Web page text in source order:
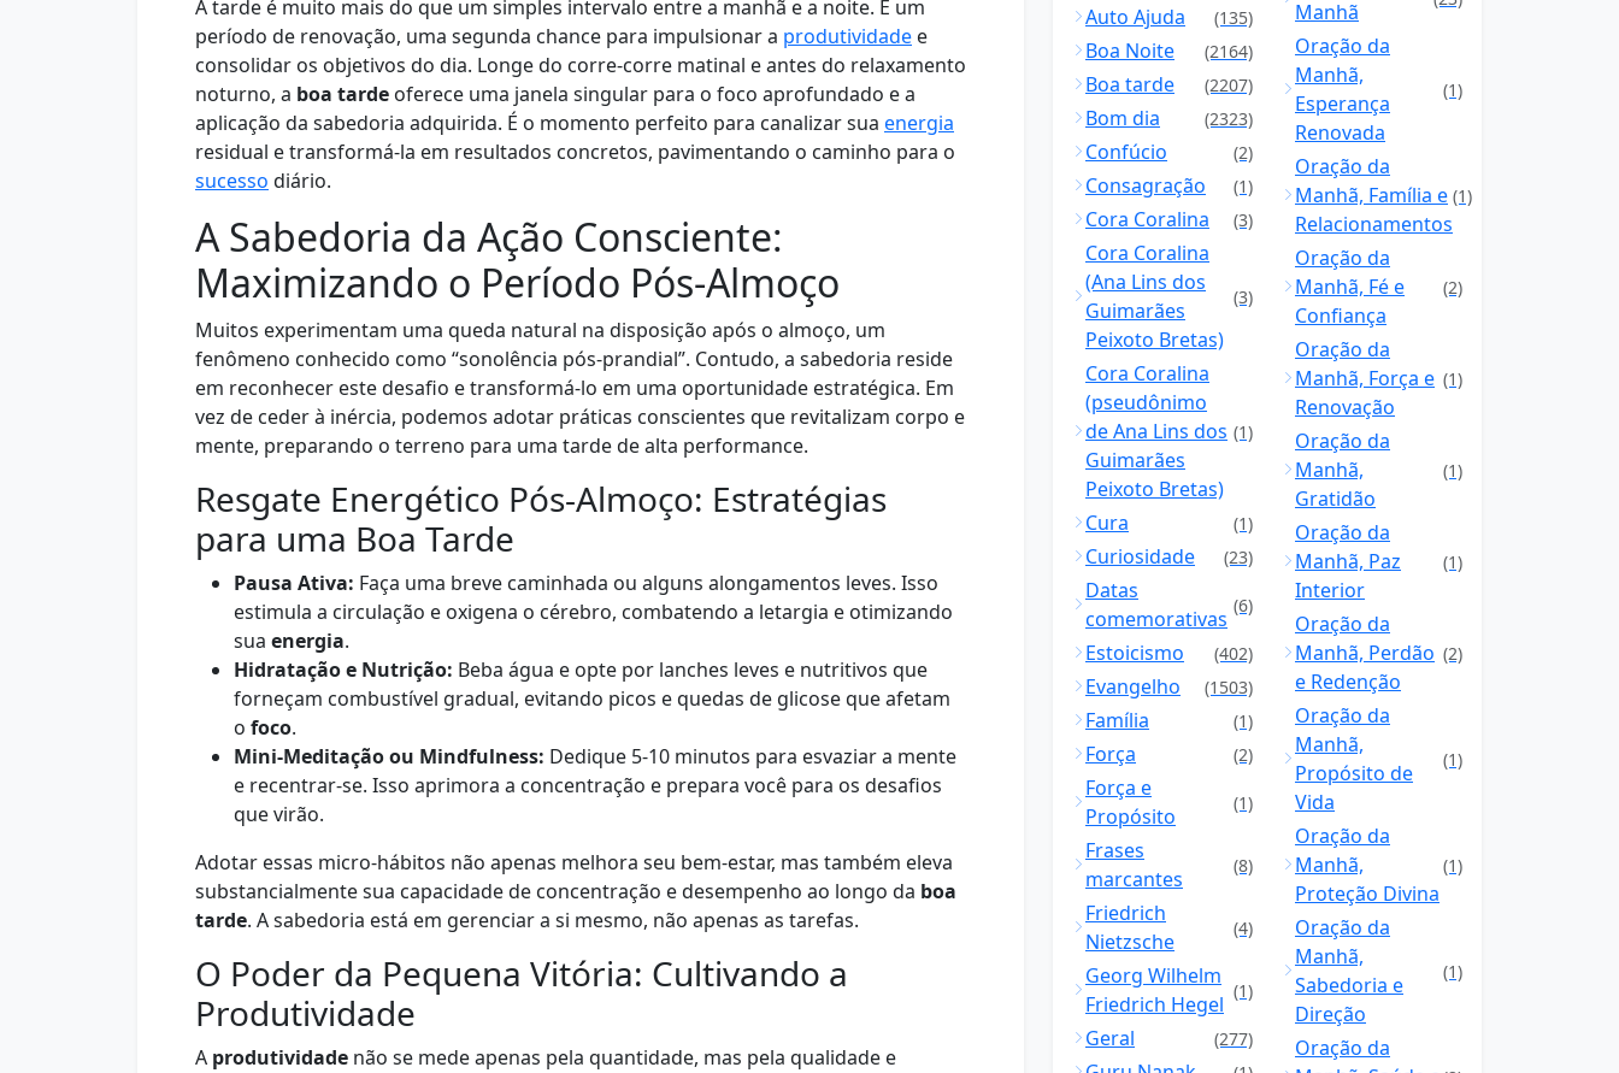
A tarde é muito mais do que um simples intervalo entre a manhã e a noite. É um
período de renovação, uma segunda chance para impulsionar a produtividade e
consolidar os objetivos do dia. Longe do corre-corre matinal e antes do relaxamento
noturno, a boa tarde oferece uma janela singular para o foco aprofundado e a
aplicação da sabedoria adquirida. É o momento perfeito para canalizar sua energia
residual e transformá-la em resultados concretos, pavimentando o caminho para o
sucesso diário.
A Sabedoria da Ação Consciente:
Maximizando o Período Pós-Almoço
Muitos experimentam uma queda natural na disposição após o almoço, um
fenômeno conhecido como “sonolência pós-prandial”. Contudo, a sabedoria reside
em reconhecer este desafio e transformá-lo em uma oportunidade estratégica. Em
vez de ceder à inércia, podemos adotar práticas conscientes que revitalizam corpo e
mente, preparando o terreno para uma tarde de alta performance.
Resgate Energético Pós-Almoço: Estratégias
para uma Boa Tarde
Pausa Ativa: Faça uma breve caminhada ou alguns alongamentos leves. Isso
estimula a circulação e oxigena o cérebro, combatendo a letargia e otimizando
sua energia.
Hidratação e Nutrição: Beba água e opte por lanches leves e nutritivos que
forneçam combustível gradual, evitando picos e quedas de glicose que afetam
o foco.
Mini-Meditação ou Mindfulness: Dedique 5-10 minutos para esvaziar a mente
e recentrar-se. Isso aprimora a concentração e prepara você para os desafios
que virão.
Adotar essas micro-hábitos não apenas melhora seu bem-estar, mas também eleva
substancialmente sua capacidade de concentração e desempenho ao longo da boa
tarde. A sabedoria está em gerenciar a si mesmo, não apenas as tarefas.
O Poder da Pequena Vitória: Cultivando a
Produtividade
A produtividade não se mede apenas pela quantidade, mas pela qualidade e
Auto Ajuda (135)
Boa Noite (2164)
Boa tarde (2207)
Bom dia (2323)
Confúcio (2)
Consagração (1)
Cora Coralina (3)
Cora Coralina
(Ana Lins dos
Guimarães
Peixoto Bretas)
(3)
Cora Coralina
(pseudônimo
de Ana Lins dos
Guimarães
Peixoto Bretas)
(1)
Cura (1)
Curiosidade (23)
Datas
comemorativas
(6)
Estoicismo (402)
Evangelho (1503)
Família (1)
Força (2)
Força e
Propósito
(1)
Frases
marcantes
(8)
Friedrich
Nietzsche
(4)
Georg Wilhelm
Friedrich Hegel
(1)
Geral (277)
Manhã
Oração da
Manhã,
Esperança
Renovada
(1)
Oração da
Manhã, Família e
Relacionamentos
(1)
Oração da
Manhã, Fé e
Confiança
(2)
Oração da
Manhã, Força e
Renovação
(1)
Oração da
Manhã,
Gratidão
(1)
Oração da
Manhã, Paz
Interior
(1)
Oração da
Manhã, Perdão
e Redenção
(2)
Oração da
Manhã,
Propósito de
Vida
(1)
Oração da
Manhã,
Proteção Divina
(1)
Oração da
Manhã,
Sabedoria e
Direção
(1)
Oração da